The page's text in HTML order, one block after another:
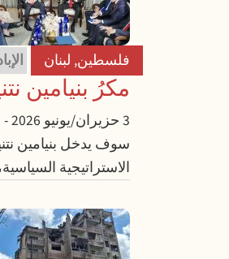
فلسطين, لبنان
مكرُ بنيامين
3 حزيران/يونيو 2026 -
سوف يدخل بنيامين
الاستراتيجية